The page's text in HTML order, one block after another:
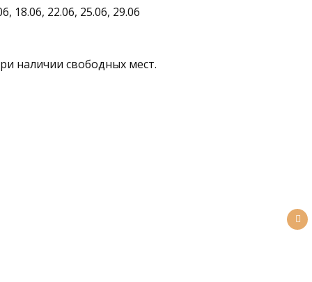
18.06, 22.06, 25.06, 29.06
наличии свободных мест.